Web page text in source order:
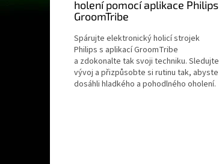
holení pomocí aplikace Philips
GroomTribe
Spárujte elektronický holicí strojek
Philips s aplikací GroomTribe
a zdokonalte tak svoji techniku. Sledujte
vývoj a přizpůsobte si rutinu tak, abyste
dosáhli hladkého a pohodlného oholení.